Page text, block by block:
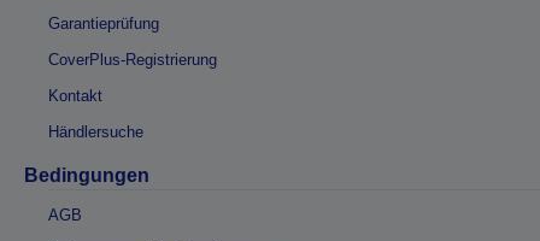
Garantieprüfung
CoverPlus-Registrierung
Kontakt
Händlersuche
Bedingungen
AGB